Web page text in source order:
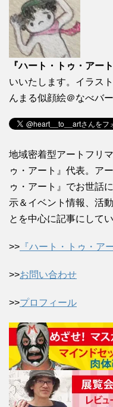
『ハート・トゥ・アー
いいたします。イラス
んまる似顔絵＠なべバ
地域密着型アートフリ
ゥ・アート』代表。ア
ゥ・アート』でお世話
示＆イベント情報、活
とを中心に記事にしてい
>> 『ハート・トゥ・ア
>>お問い合わせ
>>プロフィール